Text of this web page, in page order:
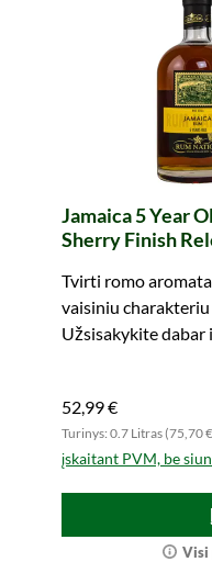
Jamaica 5 Year
Sherry Finish
Tvirti romo
vaisiniu
Užsisakykite dabar
52,99 €
Turinys: 0.7 Litras (75,70
įskaitant PVM, be
Visi